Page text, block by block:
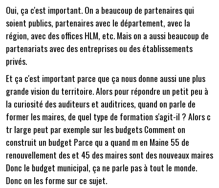
Oui, ça c'est important. On a beaucoup de partenaires qui
soient publics, partenaires avec le département, avec la
région, avec des offices HLM, etc. Mais on a aussi beaucoup de
partenariats avec des entreprises ou des établissements
privés.
Et ça c'est important parce que ça nous donne aussi une plus
grande vision du territoire. Alors pour répondre un petit peu à
la curiosité des auditeurs et auditrices, quand on parle de
former les maires, de quel type de formation s'agit-il ? Alors c
tr large peut par exemple sur les budgets Comment on
construit un budget Parce qu a quand m en Maine 55 de
renouvellement des et 45 des maires sont des nouveaux maires
Donc le budget municipal, ça ne parle pas à tout le monde.
Donc on les forme sur ce sujet.